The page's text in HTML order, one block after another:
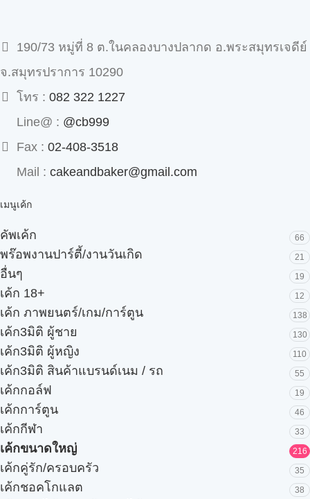
190/73 หมู่ที่ 8 ต.ในคลองบางปลากด อ.พระสมุทรเจดีย์
จ.สมุทรปราการ 10290
โทร : 082 322 1227
Line@ : @cb999
Fax : 02-408-3518
Mail : cakeandbaker@gmail.com
เมนูเค้ก
คัพเค้ก 66
พร๊อพงานปาร์ตี้/งานวันเกิด 21
อื่นๆ 19
เค้ก 18+ 12
เค้ก ภาพยนตร์/เกม/การ์ตูน 138
เค้ก3มิติ ผู้ชาย 130
เค้ก3มิติ ผู้หญิง 110
เค้ก3มิติ สินค้าแบรนด์เนม / รถ 55
เค้กกอล์ฟ 19
เค้กการ์ตูน 46
เค้กกีฬา 33
เค้กขนาดใหญ่ 216
เค้กคู่รัก/ครอบครัว 35
เค้กชอคโกแลต 38